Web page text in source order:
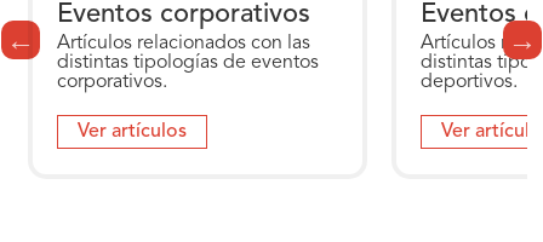
Eventos corporativos
Artículos relacionados con las
distintas tipologías de eventos
corporativos.
Ver artículos
Eventos
Artículos
distintas
deportivos.
Ver